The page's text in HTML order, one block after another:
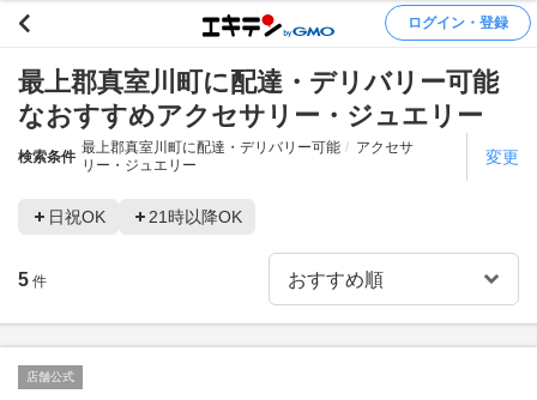
ログイン・登録
最上郡真室川町に配達・デリバリー可能
なおすすめアクセサリー・ジュエリー
検索条件
最上郡真室川町に配達・デリバリー可能
アクセサ
リー・ジュエリー
変更
日祝OK 21時以降OK
5 件
店舗公式